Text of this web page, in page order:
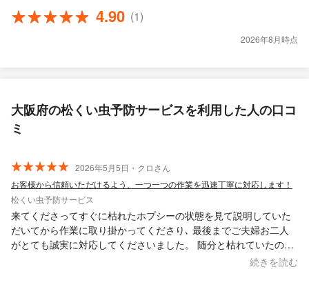
4.90 (1)
2026年8月時点
大阪府の松くい虫予防サービスを利用した人の口コ
ミ
2026年5月5日・クロさん
お客様から信頼いただけるよう、一つ一つの作業を迅速丁寧に対応します！
松くい虫予防サービス
来てくださってすぐに枯れたホプシーの状態を見て説明していた
だいてから作業に取り掛かってくださり､ 最後までご夫婦お二人
がとても誠実に対応してくださいました。 随分と枯れていたので
来てくださるまでは半分諦めていたのですが､ 丁寧なお話もそう
続きを読む